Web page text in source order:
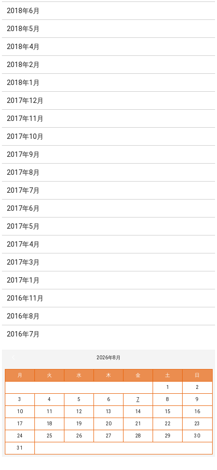
2018年6月
2018年5月
2018年4月
2018年2月
2018年1月
2017年12月
2017年11月
2017年10月
2017年9月
2017年8月
2017年7月
2017年6月
2017年5月
2017年4月
2017年3月
2017年1月
2016年11月
2016年8月
2016年7月
2026年8月
月 火 水 木 金 土 日
1 2
3 4 5 6 7 8 9
10 11 12 13 14 15 16
17 18 19 20 21 22 23
24 25 26 27 28 29 30
31